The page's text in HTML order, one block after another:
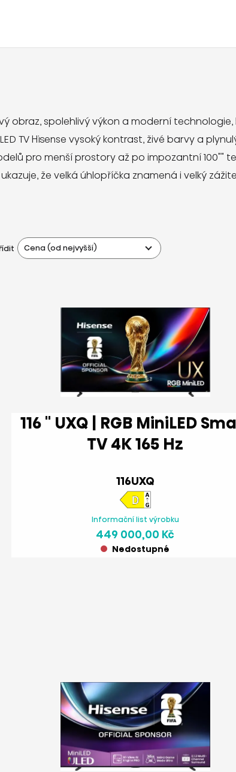
obraz, spolehlivý výkon a moderní
TV Hisense vysoký kontrast, živé barvy a
pro menší prostory až po impozantní 100""
že velká úhlopříčka znamená i velký
Cena (od nejvyšší)
116 '' UXQ | RGB MiniLED Smart
TV 4K 165 Hz
116UXQ
Informační list výrobku
449 000,00 Kč
Nedostupné